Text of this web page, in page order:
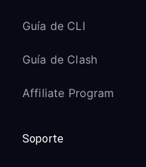
Guía de CLI
Guía de Clash
Affiliate Program
Soporte